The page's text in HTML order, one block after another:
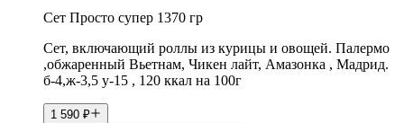
Сет Просто супер 1370 гр
Сет, включающий роллы из курицы и овощей. Палермо
,обжаренный Вьетнам, Чикен лайт, Амазонка , Мадрид.
б-4,ж-3,5 у-15 , 120 ккал на 100г
1 590 ₽